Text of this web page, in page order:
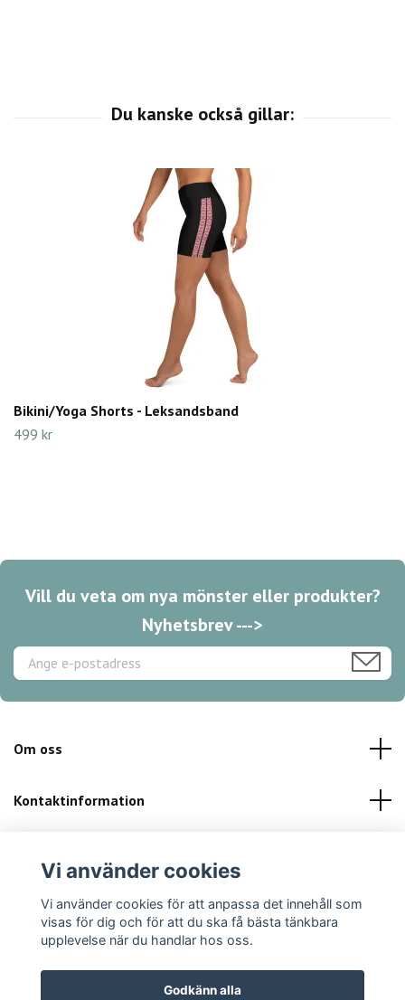
Bikini/Yoga Shorts - Leksandsband
499 kr
Vill du veta om nya mönster eller produkter?
Nyhetsbrev --->
Om oss
Kontaktinformation
Sociala medier
Vi använder cookies
Vi använder cookies för att anpassa det innehåll som
visas för dig och för att du ska få bästa tänkbara
upplevelse när du handlar hos oss.
Godkänn alla